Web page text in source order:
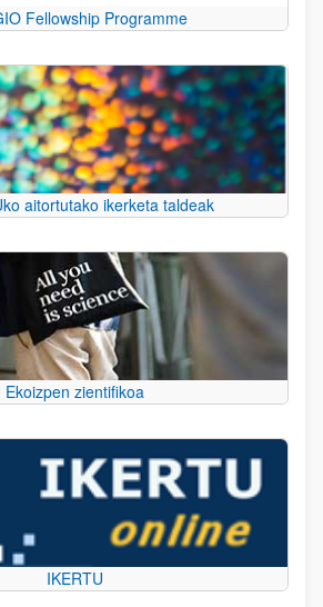
Fellowship Programme
aitortutako ikerketa taldeak
Ekoizpen zientifikoa
IKERTU